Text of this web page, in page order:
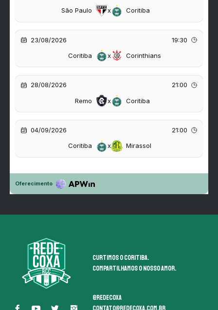
Curtimos o coritiba.
Compartilhamos o nosso amor.
@redecoxa
contato@redecoxa.com.br